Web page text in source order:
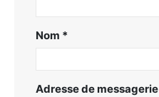
Nom *
Adresse de messagerie